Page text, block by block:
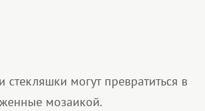
могут превратиться в
мозаикой.